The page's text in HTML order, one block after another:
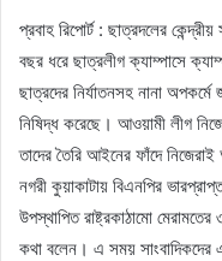
প্রবাহ রিপোর্ট : ছাত্রদলের
বছর ধরে ছাত্রলীগ ক্যাম্পাসে
ছাত্রদের নির্যাতনসহ নানা
নিষিদ্ধ করেছে। আওয়ামী লীগ
তাদের তৈরি আইনের ফাঁদে
নগরী কুয়াকাটায় বিএনপির
উপস্থাপিত রাষ্ট্রকাঠামো
কথা বলেন। এ সময় সাংবাদিকদের